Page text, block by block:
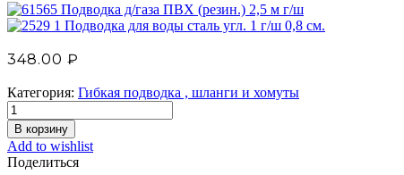
Подводка д/газа ПВХ (резин.) 2,5 м г/ш
Подводка для воды сталь угл. 1 г/ш 0,8 см.
348.00 ₽
Категория: Гибкая подводка , шланги и хомуты
В корзину
Add to wishlist
Поделиться